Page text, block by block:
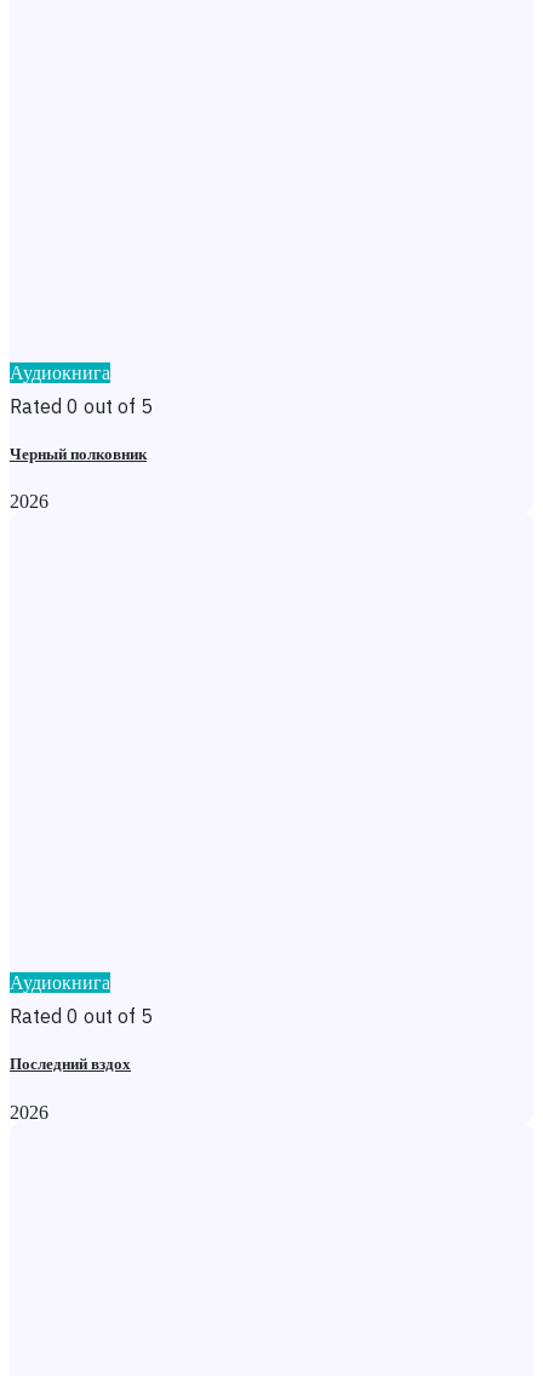
Аудиокнига
Rated 0 out of 5
Черный полковник
2026
Аудиокнига
Rated 0 out of 5
Последний вздох
2026